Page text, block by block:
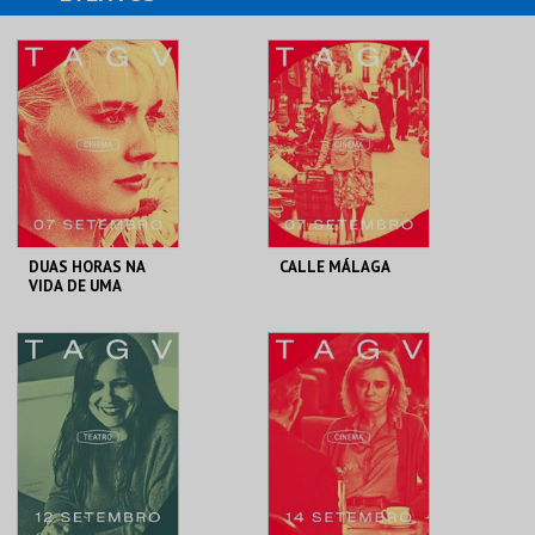
DUAS HORAS NA
VIDA DE UMA
TAGV
MAIS INFO
COMPRAR
CALLE MÁLAGA
TAGV
MAIS INFO
COMPRAR